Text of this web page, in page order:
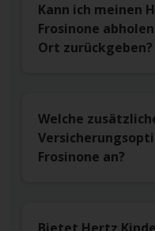
Kann ich meinen
Frosinone
Ort zurückgeben?
Welche
Frosinone an?